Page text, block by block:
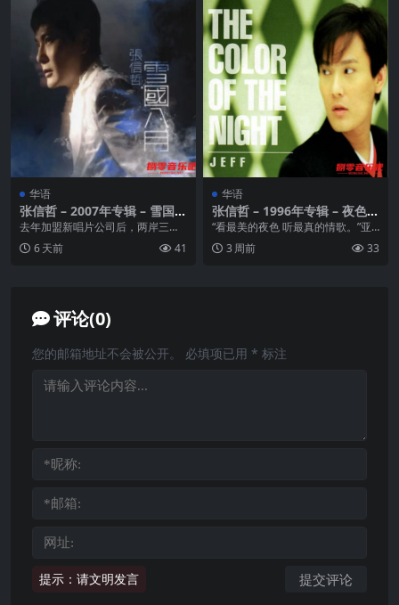
华语
张信哲 – 2007年专辑 – 雪国八
月 wav
去年加盟新唱片公司后，两岸三地
的情歌王子张信哲(Jeff)， 继2006
年9月推...
6 天前 41
华语
张信哲 – 1996年专辑 – 夜色
wav
“看最美的夜色 听最真的情歌。”亚
洲情歌王子 张信哲96年首张英文大
碟。 01 ...
3 周前 33
评论(0)
提示：请文明发言
您的邮箱地址不会被公开。 必填项已用 * 标注